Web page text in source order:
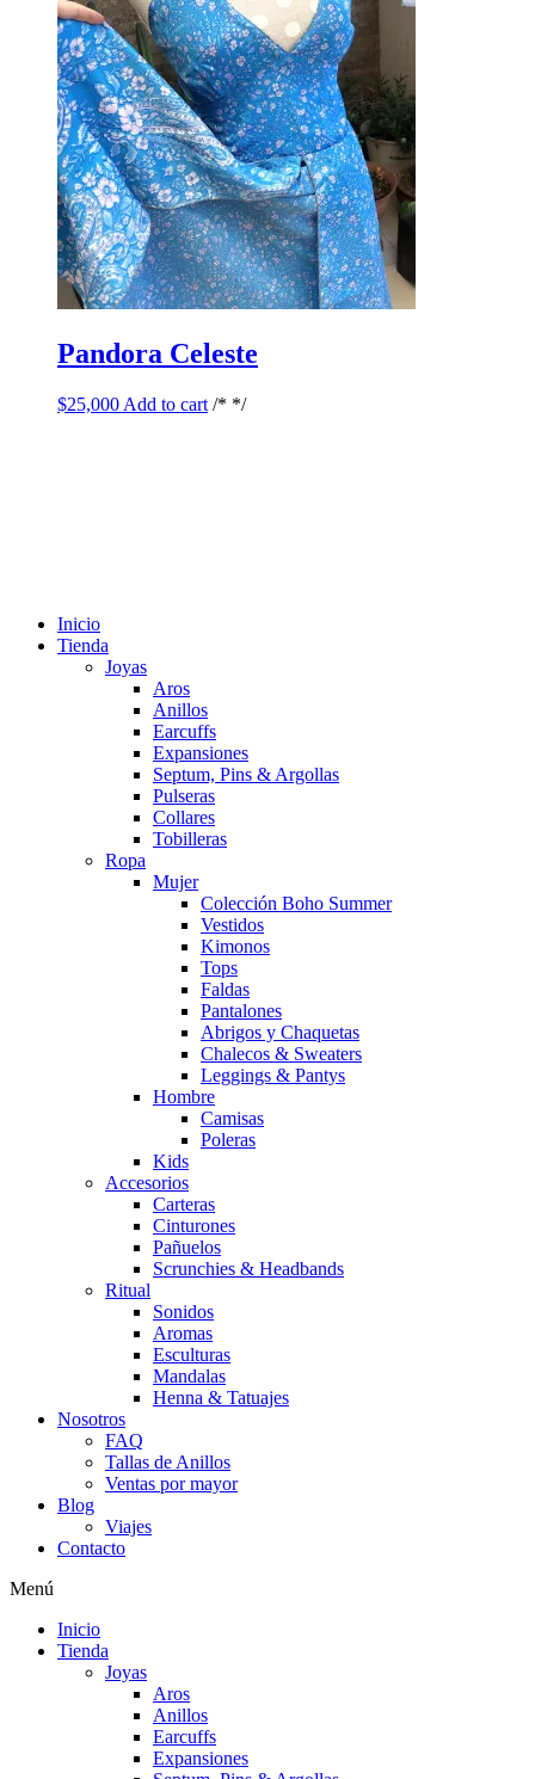
Pandora Celeste
$25,000 Add to cart /* */
Inicio
Tienda
Joyas
Aros
Anillos
Earcuffs
Expansiones
Septum, Pins & Argollas
Pulseras
Collares
Tobilleras
Ropa
Mujer
Colección Boho Summer
Vestidos
Kimonos
Tops
Faldas
Pantalones
Abrigos y Chaquetas
Chalecos & Sweaters
Leggings & Pantys
Hombre
Camisas
Poleras
Kids
Accesorios
Carteras
Cinturones
Pañuelos
Scrunchies & Headbands
Ritual
Sonidos
Aromas
Esculturas
Mandalas
Henna & Tatuajes
Nosotros
FAQ
Tallas de Anillos
Ventas por mayor
Blog
Viajes
Contacto
Menú
Inicio
Tienda
Joyas
Aros
Anillos
Earcuffs
Expansiones